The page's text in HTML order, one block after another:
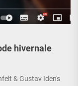
hivernale
& Gustav Iden's